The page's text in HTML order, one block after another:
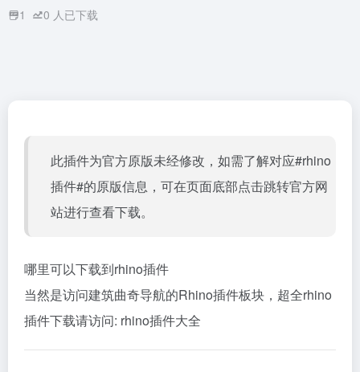
1 0 人已下载
此插件为官方原版未经修改，如需了解对应#rhino
插件#的原版信息，可在页面底部点击跳转官方网
站进行查看下载。
哪里可以下载到rhino插件
当然是访问建筑曲奇导航的Rhino插件板块，超全rhino
插件下载请访问: rhino插件大全